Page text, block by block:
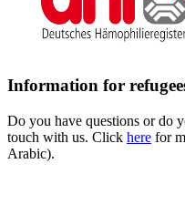
Information for
Do you have questions or do
touch with us. Click here for
Arabic).